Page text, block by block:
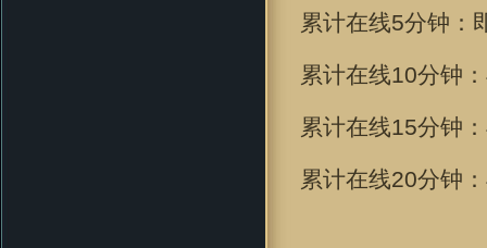
累计在线5分钟 ：
累计在线10分钟
累计在线15分钟
累计在线20分钟